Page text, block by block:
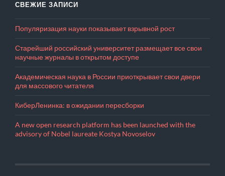
СВЕЖИЕ ЗАПИСИ
Популяризация науки показывает взрывной рост
Старейший российский университет размещает все свои
научные журналы в открытом доступе
Академическая наука в России приоткрывает свои двери
для массового читателя
КиберЛенинка: в ожидании пересборки
A new open research platform has been launched with the
advisory of Nobel laureate Kostya Novoselov